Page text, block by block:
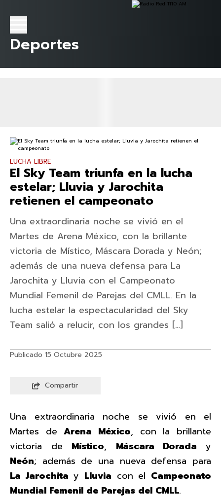
Deportes
LUCHA LIBRE
El Sky Team triunfa en la lucha
estelar; Lluvia y Jarochita
retienen el campeonato
Una extraordinaria noche se vivió en el
Martes de Arena México, con la brillante
victoria de Místico, Máscara Dorada y Neón;
además de una nueva defensa para La
Jarochita y Lluvia con el Campeonato
Mundial Femenil de Parejas del CMLL. En la
lucha estelar la espectacularidad del Sky
Team salió a relucir, con los grandes […]
Publicado 15 Octubre 2025
Compartir
Una extraordinaria noche se vivió en el
Martes deArena México, con la brillante
victoria de Místico, Máscara Doraday
Neón; además de una nueva defensa para
La Jarochita y Lluvia con el Campeonato
Mundial Femenil de Parejas del CMLL.